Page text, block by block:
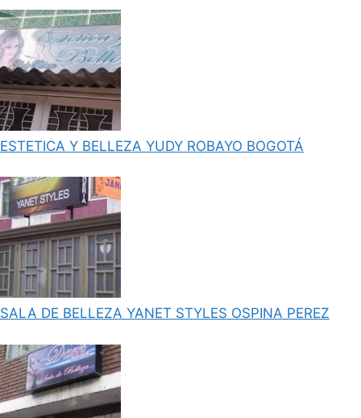
ESTETICA Y BELLEZA YUDY ROBAYO BOGOTÁ
SALA DE BELLEZA YANET STYLES OSPINA PEREZ